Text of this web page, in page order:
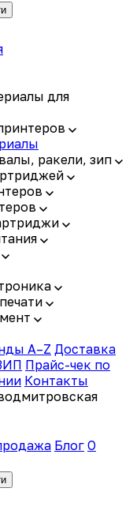
для
ракели, зип
A–Z Доставка
Прайс-чек по
Контакты
Блог О